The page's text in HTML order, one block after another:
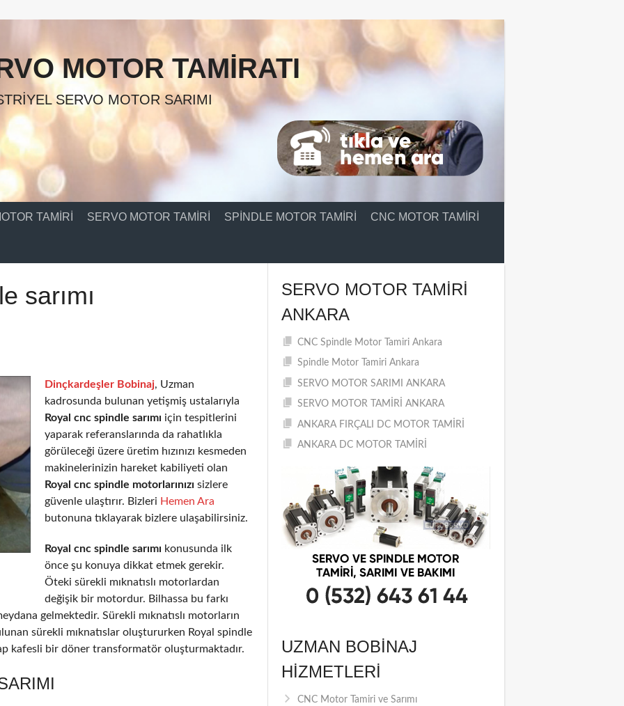
MOTOR TAMIRATI
SERVO MOTOR SARIMI
TAMIRI SERVO MOTOR TAMIRI SPINDLE MOTOR TAMIRI CNC MOTOR TAMIRI
sarımı
Dinçkardeşler Bobinaj, Uzman
kadrosunda bulunan yetişmiş ustalarıyla
Royal cnc spindle sarımı için tespitlerini
yaparak referanslarında da rahatlıkla
görüleceği üzere üretim hızınızı kesmeden
makinelerinizin hareket kabiliyeti olan
Royal cnc spindle motorlarınızı sizlere
güvenle ulaştırır. Bizleri Hemen Ara
butonuna tıklayarak bizlere ulaşabilirsiniz.
Royal cnc spindle sarımı konusunda ilk
önce şu konuya dikkat etmek gerekir.
Öteki sürekli mıknatıslı motorlardan
değişik bir motordur. Bilhassa bu farkı
gelmektedir. Sürekli mıknatıslı motorların
sürekli mıknatıslar oluştururken Royal spindle
kafesli bir döner transformatör oluşturmaktadır.
SERVO MOTOR TAMIRI
ANKARA
CNC Spindle Motor Tamiri Ankara
Spindle Motor Tamiri Ankara
SERVO MOTOR SARIMI ANKARA
SERVO MOTOR TAMİRİ ANKARA
ANKARA FIRÇALI DC MOTOR TAMİRİ
ANKARA DC MOTOR TAMİRİ
UZMAN BOBINAJ
HIZMETLERI
CNC Motor Tamiri ve Sarımı